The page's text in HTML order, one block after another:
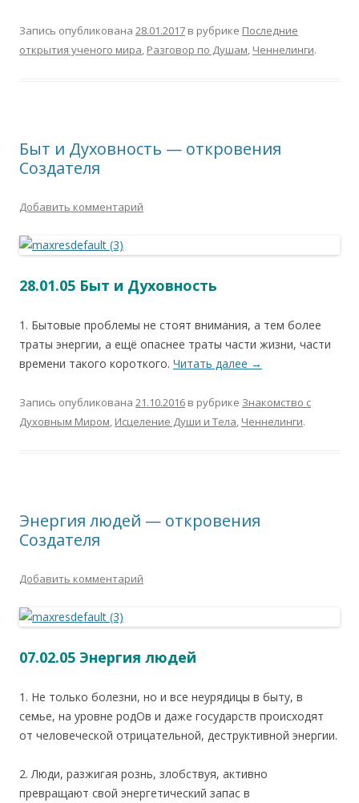
Запись опубликована 28.01.2017 в рубрике Последние
открытия ученого мира, Разговор по Душам, Ченнелинги.
Быт и Духовность — откровения
Создателя
Добавить комментарий
28.01.05 Быт и Духовность
1. Бытовые проблемы не стоят внимания, а тем более
траты энергии, а ещё опаснее траты части жизни, части
времени такого короткого. Читать далее →
Запись опубликована 21.10.2016 в рубрике Знакомство с
Духовным Миром, Исцеление Души и Тела, Ченнелинги.
Энергия людей — откровения
Создателя
Добавить комментарий
07.02.05 Энергия людей
1. Не только болезни, но и все неурядицы в быту, в
семье, на уровне родОв и даже государств происходят
от человеческой отрицательной, деструктивной энергии.
2. Люди, разжигая рознь, злобствуя, активно
превращают свой энергетический запас в